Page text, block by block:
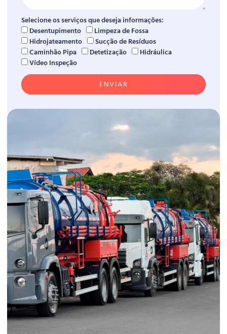
Selecione os serviços que deseja informações:
Desentupimento
Limpeza de Fossa
Hidrojateamento
Sucção de Resíduos
Caminhão Pipa
Detetização
Hidráulica
Vídeo Inspeção
ENVIAR